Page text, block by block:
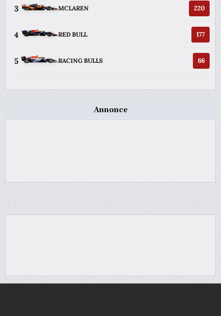
3 MCLAREN 220
4 RED BULL 177
5 RACING BULLS 66
Annonce